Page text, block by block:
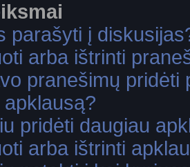
parašyti į
arba ištrinti
pranešimų pridėti
pridėti daugiau
arba ištrinti